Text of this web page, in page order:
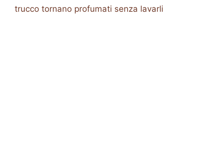
trucco tornano profumati senza lavarli